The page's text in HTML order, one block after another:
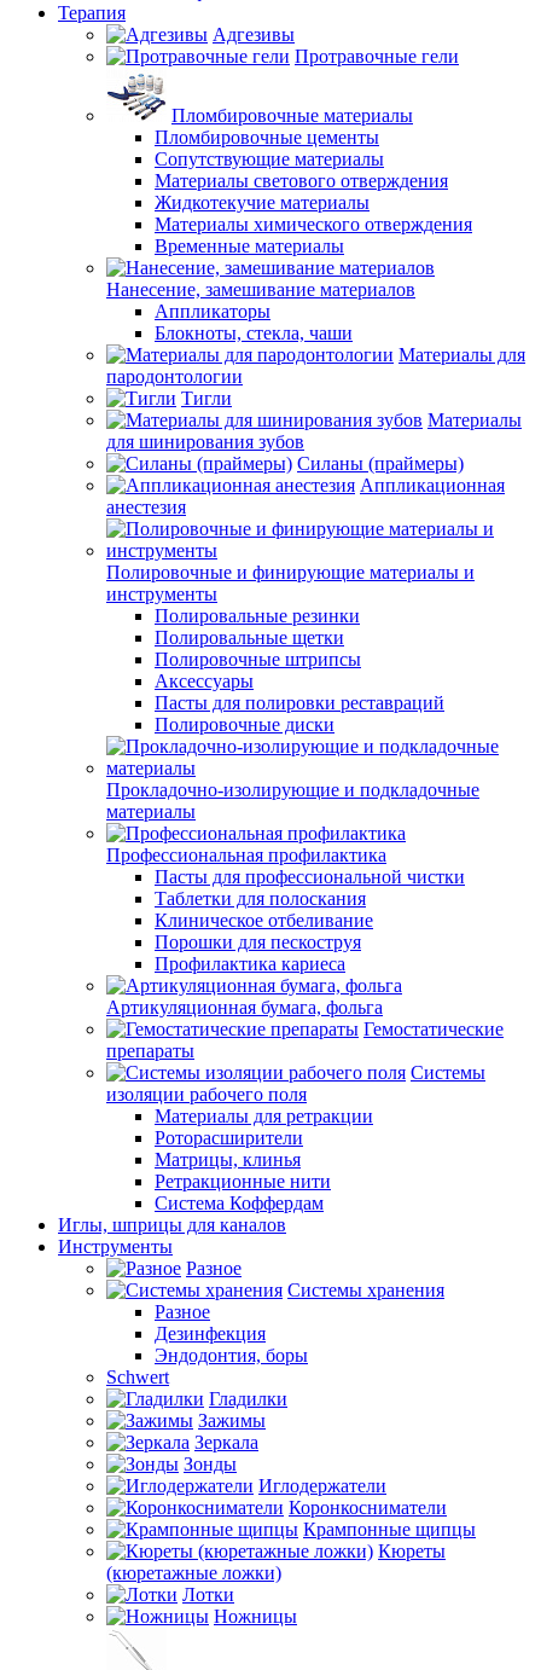
Терапия
Адгезивы
Протравочные гели
Пломбировочные материалы
Пломбировочные цементы
Сопутствующие материалы
Материалы светового отверждения
Жидкотекучие материалы
Материалы химического отверждения
Временные материалы
Нанесение, замешивание материалов
Аппликаторы
Блокноты, стекла, чаши
Материалы для
пародонтологии
Тигли
Материалы
для шинирования зубов
Силаны (праймеры)
Аппликационная
анестезия
Полировочные и финирующие материалы и
инструменты
Полировальные резинки
Полировальные щетки
Полировочные штрипсы
Аксессуары
Пасты для полировки реставраций
Полировочные диски
Прокладочно-изолирующие и подкладочные
материалы
Профессиональная профилактика
Пасты для профессиональной чистки
Таблетки для полоскания
Клиническое отбеливание
Порошки для пескоструя
Профилактика кариеса
Артикуляционная бумага, фольга
Гемостатические
препараты
Системы
изоляции рабочего поля
Материалы для ретракции
Роторасширители
Матрицы, клинья
Ретракционные нити
Система Коффердам
Иглы, шприцы для каналов
Инструменты
Разное
Системы хранения
Разное
Дезинфекция
Эндодонтия, боры
Schwert
Гладилки
Зажимы
Зеркала
Зонды
Иглодержатели
Коронкосниматели
Крампонные щипцы
Кюреты
(кюретажные ложки)
Лотки
Ножницы